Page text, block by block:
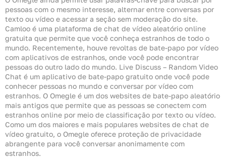
pessoas com o mesmo interesse, alternar entre conversas por
texto ou vídeo e acessar a seção sem moderação do site.
Camloo é uma plataforma de chat de vídeo aleatório online
gratuita que permite que você conheça estranhos de todo o
mundo. Recentemente, houve revoltas de bate-papo por vídeo
com aplicativos de estranhos, onde você pode encontrar
pessoas do outro lado do mundo. Live Discuss – Random Video
Chat é um aplicativo de bate-papo gratuito onde você pode
conhecer pessoas no mundo e conversar por vídeo com
estranhos. O Omegle é um dos websites de bate-papo aleatório
mais antigos que permite que as pessoas se conectem com
estranhos online por meio de classificação por texto ou vídeo.
Como um dos maiores e mais populares websites de chat de
vídeo gratuito, o Omegle oferece proteção de privacidade
abrangente para você conversar anonimamente com
estranhos.